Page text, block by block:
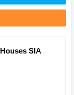
SIA